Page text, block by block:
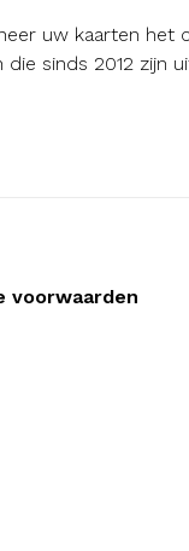
uw kaarten het
sinds 2012 zijn
voorwaarden